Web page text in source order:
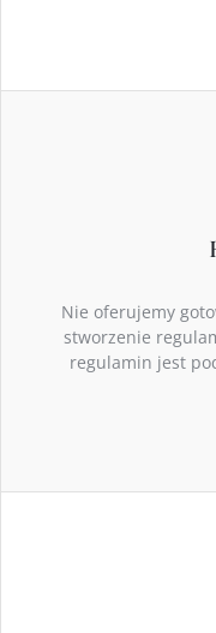
Nie oferujemy
stworzenie
regulamin jest